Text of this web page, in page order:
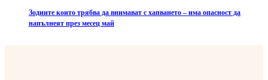
Зодиите които трябва да внимават с хапването – има опасност да
напълнеят през месец май